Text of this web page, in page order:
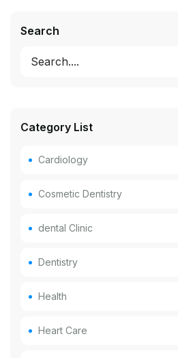
Search
Category List
Cardiology
Cosmetic Dentistry
dental Clinic
Dentistry
Health
Heart Care